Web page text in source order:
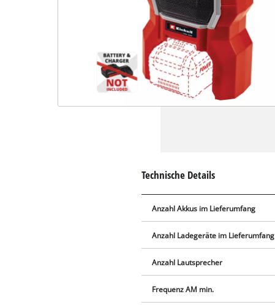
Technische Details
Anzahl Akkus im Lieferumfang
Anzahl Ladegeräte im Lieferumfang
Anzahl Lautsprecher
Frequenz AM min.